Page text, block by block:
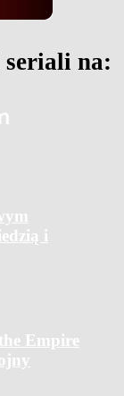
na:
i
Empire